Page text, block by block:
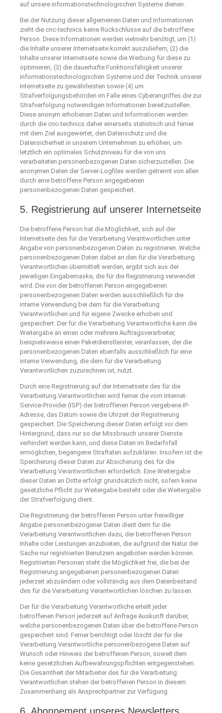
auf unsere informationstechnologischen Systeme dienen.
Bei der Nutzung dieser allgemeinen Daten und Informationen
zieht die cnc-technics keine Rückschlüsse auf die betroffene
Person. Diese Informationen werden vielmehr benötigt, um (1)
die Inhalte unserer Internetseite korrekt auszuliefern, (2) die
Inhalte unserer Internetseite sowie die Werbung für diese zu
optimieren, (3) die dauerhafte Funktionsfähigkeit unserer
informationstechnologischen Systeme und der Technik unserer
Internetseite zu gewährleisten sowie (4) um
Strafverfolgungsbehörden im Falle eines Cyberangriffes die zur
Strafverfolgung notwendigen Informationen bereitzustellen.
Diese anonym erhobenen Daten und Informationen werden
durch die cnc-technics daher einerseits statistisch und ferner
mit dem Ziel ausgewertet, den Datenschutz und die
Datensicherheit in unserem Unternehmen zu erhöhen, um
letztlich ein optimales Schutzniveau für die von uns
verarbeiteten personenbezogenen Daten sicherzustellen. Die
anonymen Daten der Server-Logfiles werden getrennt von allen
durch eine betroffene Person angegebenen
personenbezogenen Daten gespeichert.
5. Registrierung auf unserer Internetseite
Die betroffene Person hat die Möglichkeit, sich auf der
Internetseite des für die Verarbeitung Verantwortlichen unter
Angabe von personenbezogenen Daten zu registrieren. Welche
personenbezogenen Daten dabei an den für die Verarbeitung
Verantwortlichen übermittelt werden, ergibt sich aus der
jeweiligen Eingabemaske, die für die Registrierung verwendet
wird. Die von der betroffenen Person eingegebenen
personenbezogenen Daten werden ausschließlich für die
interne Verwendung bei dem für die Verarbeitung
Verantwortlichen und für eigene Zwecke erhoben und
gespeichert. Der für die Verarbeitung Verantwortliche kann die
Weitergabe an einen oder mehrere Auftragsverarbeiter,
beispielsweise einen Paketdienstleister, veranlassen, der die
personenbezogenen Daten ebenfalls ausschließlich für eine
interne Verwendung, die dem für die Verarbeitung
Verantwortlichen zuzurechnen ist, nutzt.
Durch eine Registrierung auf der Internetseite des für die
Verarbeitung Verantwortlichen wird ferner die vom Internet-
Service-Provider (ISP) der betroffenen Person vergebene IP-
Adresse, das Datum sowie die Uhrzeit der Registrierung
gespeichert. Die Speicherung dieser Daten erfolgt vor dem
Hintergrund, dass nur so der Missbrauch unserer Dienste
verhindert werden kann, und diese Daten im Bedarfsfall
ermöglichen, begangene Straftaten aufzuklären. Insofern ist die
Speicherung dieser Daten zur Absicherung des für die
Verarbeitung Verantwortlichen erforderlich. Eine Weitergabe
dieser Daten an Dritte erfolgt grundsätzlich nicht, sofern keine
gesetzliche Pflicht zur Weitergabe besteht oder die Weitergabe
der Strafverfolgung dient.
Die Registrierung der betroffenen Person unter freiwilliger
Angabe personenbezogener Daten dient dem für die
Verarbeitung Verantwortlichen dazu, der betroffenen Person
Inhalte oder Leistungen anzubieten, die aufgrund der Natur der
Sache nur registrierten Benutzern angeboten werden können.
Registrierten Personen steht die Möglichkeit frei, die bei der
Registrierung angegebenen personenbezogenen Daten
jederzeit abzuändern oder vollständig aus dem Datenbestand
des für die Verarbeitung Verantwortlichen löschen zu lassen.
Der für die Verarbeitung Verantwortliche erteilt jeder
betroffenen Person jederzeit auf Anfrage Auskunft darüber,
welche personenbezogenen Daten über die betroffene Person
gespeichert sind. Ferner berichtigt oder löscht der für die
Verarbeitung Verantwortliche personenbezogene Daten auf
Wunsch oder Hinweis der betroffenen Person, soweit dem
keine gesetzlichen Aufbewahrungspflichten entgegenstehen.
Die Gesamtheit der Mitarbeiter des für die Verarbeitung
Verantwortlichen stehen der betroffenen Person in diesem
Zusammenhang als Ansprechpartner zur Verfügung.